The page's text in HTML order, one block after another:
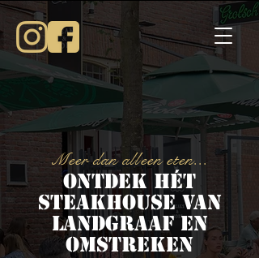
Meer dan alleen eten...
Ontdek hét
steakhouse van
Landgraaf en
omstreken